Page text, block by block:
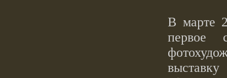
В марте
первое